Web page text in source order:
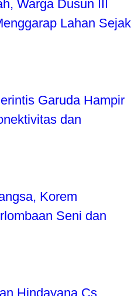
Warga Dusun III
Lahan Sejak
Garuda Hampir
dan
Korem
Seni dan
Hindayana Cs,